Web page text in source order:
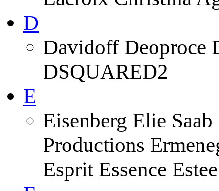
D
Davidoff Deoproce
DSQUARED2
E
Eisenberg Elie
Productions
Esprit Essence